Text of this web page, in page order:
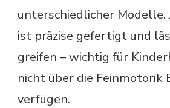
unterschiedlicher Modelle.
ist präzise gefertigt und
greifen – wichtig für
nicht über die Feinmotorik
verfügen.